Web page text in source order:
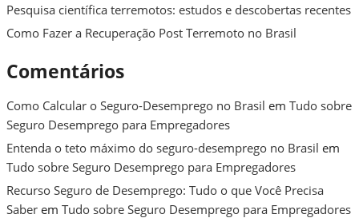
Pesquisa científica terremotos: estudos e descobertas recentes
Como Fazer a Recuperação Post Terremoto no Brasil
Comentários
Como Calcular o Seguro-Desemprego no Brasil em Tudo sobre
Seguro Desemprego para Empregadores
Entenda o teto máximo do seguro-desemprego no Brasil em
Tudo sobre Seguro Desemprego para Empregadores
Recurso Seguro de Desemprego: Tudo o que Você Precisa
Saber em Tudo sobre Seguro Desemprego para Empregadores